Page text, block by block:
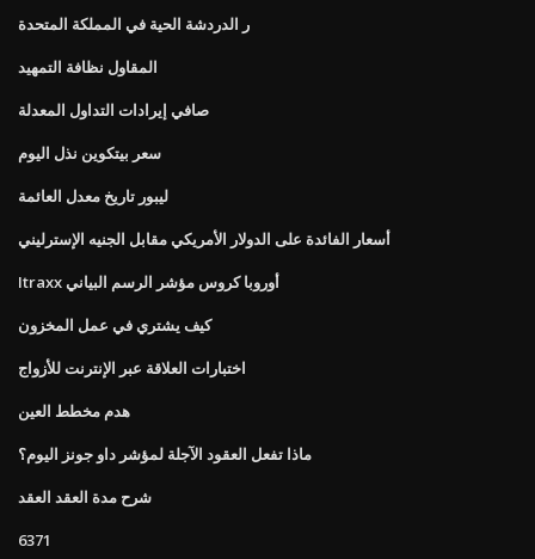
ر الدردشة الحية في المملكة المتحدة
المقاول نظافة التمهيد
صافي إيرادات التداول المعدلة
سعر بيتكوين نذل اليوم
ليبور تاريخ معدل العائمة
أسعار الفائدة على الدولار الأمريكي مقابل الجنيه الإسترليني
Itraxx أوروبا كروس مؤشر الرسم البياني
كيف يشتري في عمل المخزون
اختبارات العلاقة عبر الإنترنت للأزواج
هدم مخطط العين
ماذا تفعل العقود الآجلة لمؤشر داو جونز اليوم؟
شرح مدة العقد العقد
6371